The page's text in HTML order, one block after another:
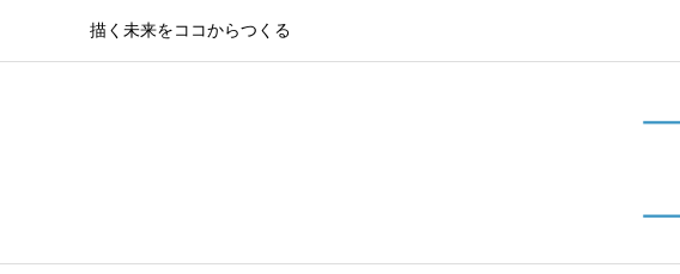
描く未来をココからつくる